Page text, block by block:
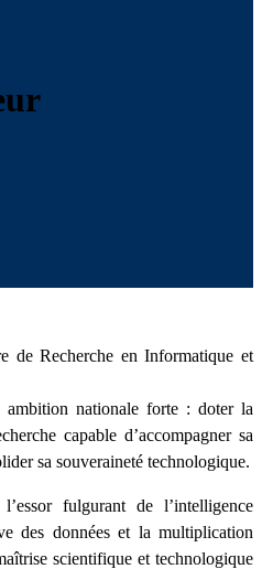
de Recherche en Informatique et
ambition nationale forte : doter la
capable d’accompagner sa
sa souveraineté technologique.
fulgurant de l’intelligence
des données et la multiplication
scientifique et technologique